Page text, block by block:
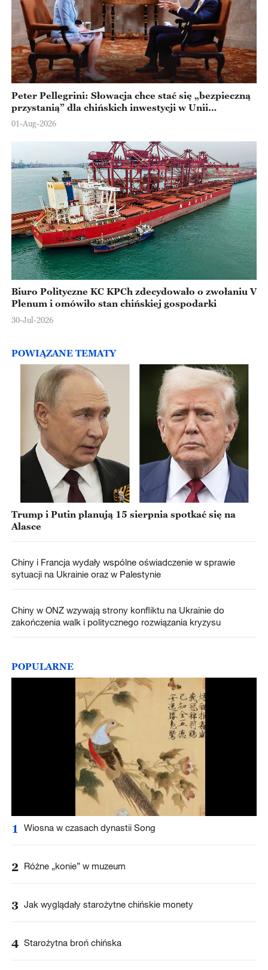
Peter Pellegrini: Słowacja chce stać się „bezpieczną
przystanią” dla chińskich inwestycji w Unii
Europejskiej
01-Aug-2026
Biuro Polityczne KC KPCh zdecydowało o zwołaniu V
Plenum i omówiło stan chińskiej gospodarki
30-Jul-2026
POWIĄZANE TEMATY
Trump i Putin planują 15 sierpnia spotkać się na
Alasce
Chiny i Francja wydały wspólne oświadczenie w sprawie
sytuacji na Ukrainie oraz w Palestynie
Chiny w ONZ wzywają strony konfliktu na Ukrainie do
zakończenia walk i politycznego rozwiązania kryzysu
POPULARNE
1 Wiosna w czasach dynastii Song
2 Różne „konie” w muzeum
3 Jak wyglądały starożytne chińskie monety
4 Starożytna broń chińska